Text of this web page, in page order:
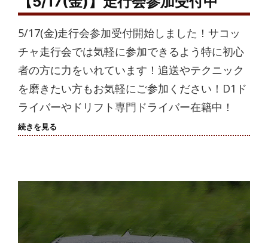
5/17(金)走行会参加受付開始しました！サコッ
チャ走行会では気軽に参加できるよう特に初心
者の方に力をいれています！追送やテクニック
を磨きたい方もお気軽にご参加ください！D1ド
ライバーやドリフト専門ドライバー在籍中！
続きを見る
走